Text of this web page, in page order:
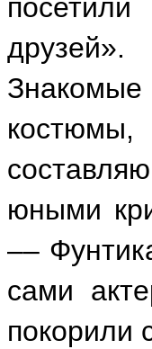
друзей».
Знакомые
костюмы,
юными
––
сами
покорили